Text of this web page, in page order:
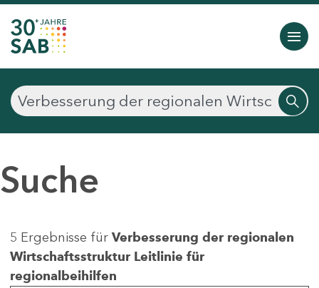
Suche
5 Ergebnisse für Verbesserung der regionalen
Wirtschaftsstruktur Leitlinie für
regionalbeihilfen